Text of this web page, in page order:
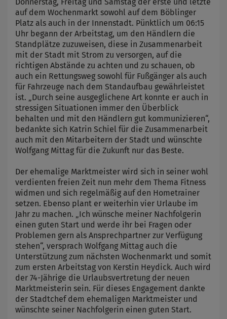
auf dem Wochenmarkt sowohl auf dem Böblinger
Platz als auch in der Innenstadt. Pünktlich um 06:15
Uhr begann der Arbeitstag, um den Händlern die
Standplätze zuzuweisen, diese in Zusammenarbeit
mit der Stadt mit Strom zu versorgen, auf die
richtigen Abstände zu achten und zu schauen, ob
auch ein Rettungsweg sowohl für Fußgänger als auch
für Fahrzeuge nach dem Standaufbau gewährleistet
ist. „Durch seine ausgeglichene Art konnte er auch in
stressigen Situationen immer den Überblick
behalten und mit den Händlern gut kommunizieren“,
bedankte sich Katrin Schiel für die Zusammenarbeit
auch mit den Mitarbeitern der Stadt und wünschte
Wolfgang Mittag für die Zukunft nur das Beste.
Der ehemalige Marktmeister wird sich in seiner wohl
verdienten freien Zeit nun mehr dem Thema Fitness
widmen und sich regelmäßig auf den Hometrainer
setzen. Ebenso plant er weiterhin vier Urlaube im
Jahr zu machen. „Ich wünsche meiner Nachfolgerin
einen guten Start und werde ihr bei Fragen oder
Problemen gern als Ansprechpartner zur Verfügung
stehen“, versprach Wolfgang Mittag auch die
Unterstützung zum nächsten Wochenmarkt und somit
zum ersten Arbeitstag von Kerstin Heydick. Auch wird
der 74-Jährige die Urlaubsvertretung der neuen
Marktmeisterin sein. Für dieses Engagement dankte
der Stadtchef dem ehemaligen Marktmeister und
wünschte seiner Nachfolgerin einen guten Start.